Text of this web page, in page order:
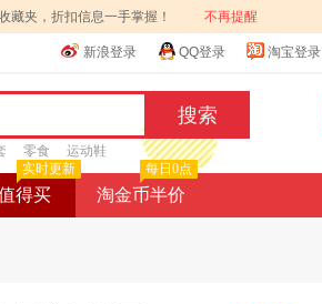
藏夹，折扣信息一手掌握！ 不再提醒
新浪登录 QQ登录 淘宝登录
零食 运动鞋
得买
实时更新
淘金币半价
每日0点